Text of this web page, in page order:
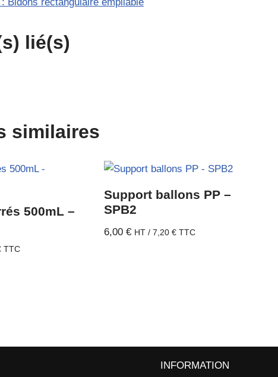
lié(s)
similaires
500mL –
TTC
Support ballons PP –
SPB2
6,00 € HT / 7,20 €TTC
INFORMATION